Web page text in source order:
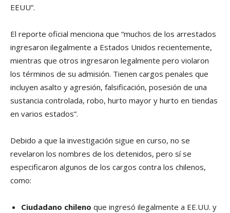
EEUU”.
El reporte oficial menciona que “muchos de los arrestados
ingresaron ilegalmente a Estados Unidos recientemente,
mientras que otros ingresaron legalmente pero violaron
los términos de su admisión. Tienen cargos penales que
incluyen asalto y agresión, falsificación, posesión de una
sustancia controlada, robo, hurto mayor y hurto en tiendas
en varios estados”.
Debido a que la investigación sigue en curso, no se
revelaron los nombres de los detenidos, pero sí se
especificaron algunos de los cargos contra los chilenos,
como:
Ciudadano chileno que ingresó ilegalmente a EE.UU. y